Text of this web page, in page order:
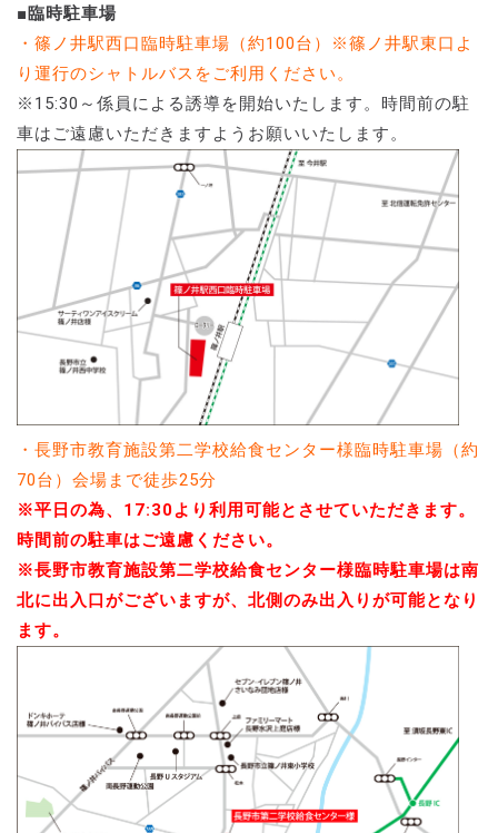
■臨時駐車場
・篠ノ井駅西口臨時駐車場（約100台）※篠ノ井駅東口よ
り運行のシャトルバスをご利用ください。
※15:30～係員による誘導を開始いたします。時間前の駐
車はご遠慮いただきますようお願いいたします。
・長野市教育施設第二学校給食センター様臨時駐車場（約
70台）会場まで徒歩25分
※平日の為、17:30より利用可能とさせていただきます。
時間前の駐車はご遠慮ください。
※長野市教育施設第二学校給食センター様臨時駐車場は南
北に出入口がございますが、北側のみ出入りが可能となり
ます。